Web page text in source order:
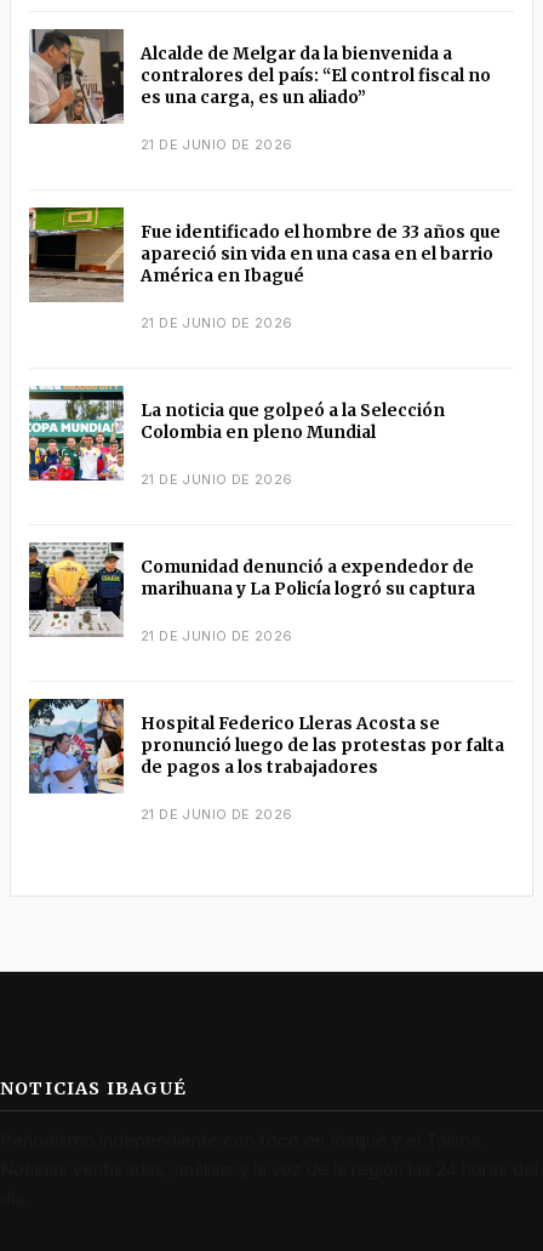
Alcalde de Melgar da la bienvenida a
contralores del país: “El control fiscal no
es una carga, es un aliado”
21 DE JUNIO DE 2026
Fue identificado el hombre de 33 años que
apareció sin vida en una casa en el barrio
América en Ibagué
21 DE JUNIO DE 2026
La noticia que golpeó a la Selección
Colombia en pleno Mundial
21 DE JUNIO DE 2026
Comunidad denunció a expendedor de
marihuana y La Policía logró su captura
21 DE JUNIO DE 2026
Hospital Federico Lleras Acosta se
pronunció luego de las protestas por falta
de pagos a los trabajadores
21 DE JUNIO DE 2026
NOTICIAS IBAGUÉ